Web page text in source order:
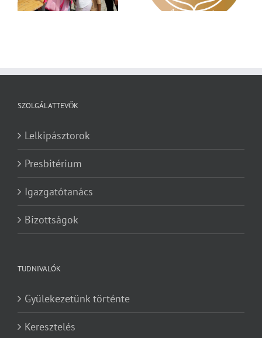
SZOLGÁLATTEVŐK
Lelkipásztorok
Presbitérium
Igazgatótanács
Bizottságok
TUDNIVALÓK
Gyülekezetünk történte
Keresztelés